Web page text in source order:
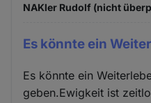
NAKler Rudolf (nicht
Es könnte ein
Es könnte ein
geben.Ewigkeit ist